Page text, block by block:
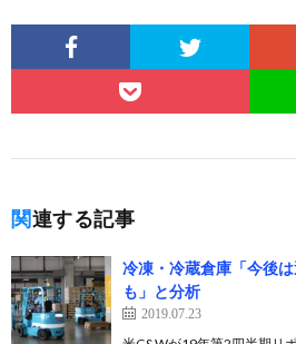
関連する記事
冷凍・冷蔵倉庫「今後
も」と分析
2019.07.23